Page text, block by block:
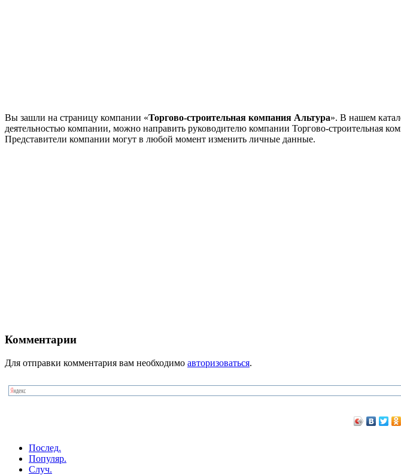
Вы зашли на страницу компании «Торгово-строительная компания Альтура». В нашем
деятельностью компании, можно направить руководителю компании Торгово-строительная
Представители компании могут в любой момент изменить личные данные.
Комментарии
Для отправки комментария вам необходимо авторизоваться.
Послед.
Популяр.
Случ.